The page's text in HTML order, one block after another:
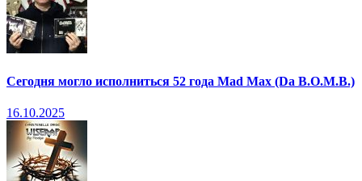
Сегодня могло исполниться 52 года Mad Max (Da B.O.M.B.)
16.10.2025